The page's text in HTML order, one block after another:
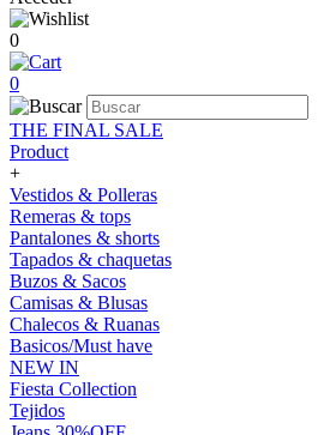
0
0
THE FINAL SALE
Product
+
Vestidos & Polleras
Remeras & tops
Pantalones & shorts
Tapados & chaquetas
Buzos & Sacos
Camisas & Blusas
Chalecos & Ruanas
Basicos/Must have
NEW IN
Fiesta Collection
Tejidos